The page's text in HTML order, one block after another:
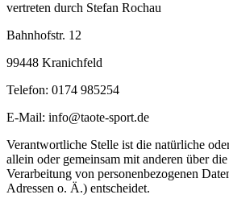
vertreten durch Stefan Rochau
Bahnhofstr. 12
99448 Kranichfeld
Telefon: 0174 985254
E-Mail: info@taote-sport.de
Verantwortliche Stelle ist die natürliche
allein oder gemeinsam mit anderen über
Verarbeitung von personenbezogenen
Adressen o. Ä.) entscheidet.